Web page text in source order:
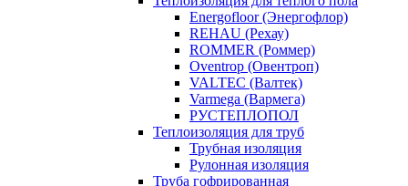
Energofloor (Энергофлор)
REHAU (Рехау)
ROMMER (Роммер)
Oventrop (Овентроп)
VALTEC (Валтек)
Varmega (Вармега)
РУСТЕПЛОПОЛ
Теплоизоляция для труб
Трубная изоляция
Рулонная изоляция
Труба гофрированная